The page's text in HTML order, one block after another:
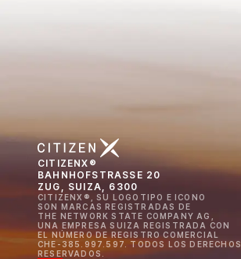
CITIZENX®
BAHNHOFSTRASSE 20
ZUG, SUIZA, 6300
CITIZENX®, SU LOGOTIPO E ICONO
SON MARCAS REGISTRADAS DE
THE NETWORK STATE COMPANY AG,
UNA EMPRESA SUIZA REGISTRADA CON
EL NÚMERO DE REGISTRO COMERCIAL
CHE-385.997.597. TODOS LOS DERECHOS
RESERVADOS.